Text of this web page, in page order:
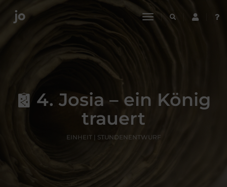
toggle
navigation
4. Josia – ein König
trauert
EINHEIT | STUNDENENTWURF